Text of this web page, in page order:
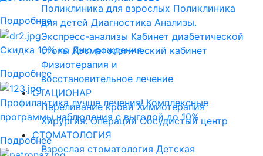
Подробнее
Скидка 10% ко Дню рождения
Подробнее
Профилактика лучше лечения! Комплексные
программы наблюдения с выгодой до 10%
Подробнее
Поликлиника для взрослых Поликлиника
для детей Диагностика Анализы.
Экспресс-анализы Кабинет диабетической
стопы Косметологический кабинет
Физиотерапия и
восстановительное лечение
СТАЦИОНАР
Переливание крови Химиотерапия
Хирургия. Операции Сосудистый центр
СТОМАТОЛОГИЯ
Взрослая стоматология Детская